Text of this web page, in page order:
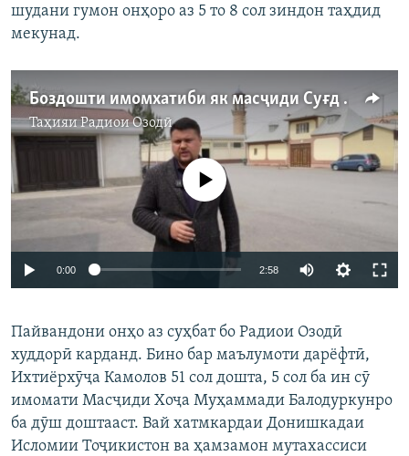
шудани гумон онҳоро аз 5 то 8 сол зиндон таҳдид
мекунад.
Боздошти имомхатиби як масҷиди Суғд бо ду пайраваш
ТаҳияиРадиои Озодӣ
Auto 240p 360p 480p
720p 1080p
Феълан кор намекунад
0:00 2:58
360p
480p
1080p
Пайвандони онҳо аз суҳбат бо Радиои Озодӣ
худдорӣ карданд. Бино бар маълумоти дарёфтӣ,
Ихтиёрхӯҷа Камолов 51 сол дошта, 5 сол ба ин сӯ
имомати Масҷиди Хоҷа Муҳаммади Балодуркунро
ба дӯш доштааст. Вай хатмкардаи Донишкадаи
Исломии Тоҷикистон ва ҳамзамон мутахассиси